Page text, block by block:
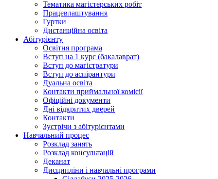
Тематика магістерських робіт
Працевлаштування
Гуртки
Дистанційна освіта
Абітурієнту
Освітня програма
Вступ на 1 курс (бакалаврат)
Вступ до магістратури
Вступ до аспірантури
Дуальна освіта
Контакти приймальної комісії
Офіційні документи
Дні відкритих дверей
Контакти
Зустрічи з абітурієнтами
Навчальний процес
Розклад занять
Розклад консультацій
Деканат
Дисципліни і навчальні програми